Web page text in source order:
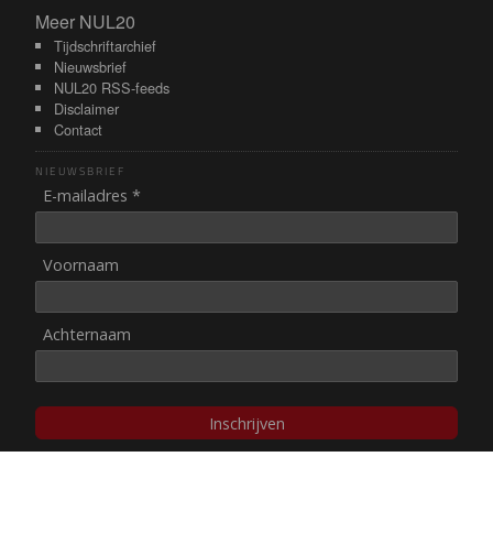
Meer NUL20
Meer NUL20
Tijdschriftarchief
Nieuwsbrief
NUL20 RSS-feeds
Disclaimer
Contact
NIEUWSBRIEF
E-mailadres *
Voornaam
Achternaam
Inschrijven